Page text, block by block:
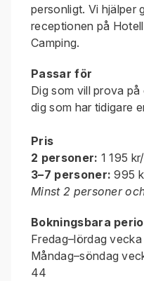
personligt. Vi hjälper
receptionen på
Camping.
Passar för
Dig som vill prova
dig som har tidigare
Pris
2 personer: 1 195
3–7 personer: 995
Minst 2 personer
Bokningsbara
Fredag–lördag
Måndag–söndag
44